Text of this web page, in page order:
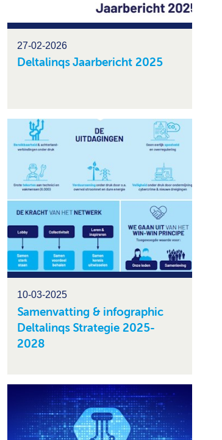
27-02-2026
Deltalinqs Jaarbericht 2025
10-03-2025
Samenvatting & infographic
Deltalinqs Strategie 2025-
2028